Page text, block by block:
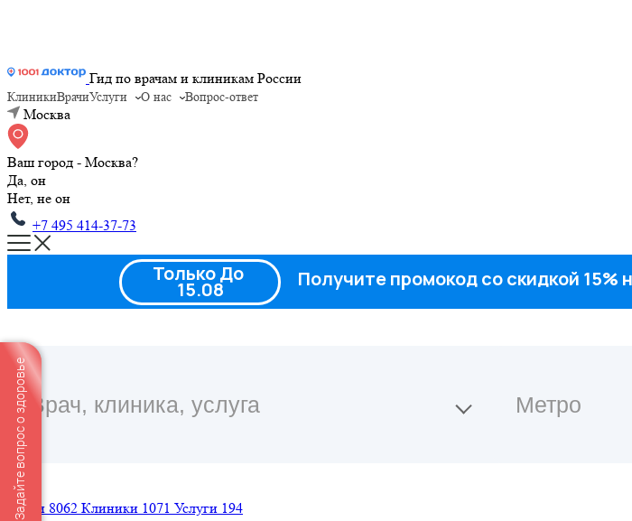
Гид по врачам и клиникам России
КлиникиВрачиУслуги О нас Вопрос-ответ
Москва
Ваш город - Москва?
Да, он
Нет, не он
+7 495 414-37-73
Врачи 8062 Клиники 1071 Услуги 194
Только До
15.08 Получите промокод со скидкой 15%
Задайте вопрос о здоровье